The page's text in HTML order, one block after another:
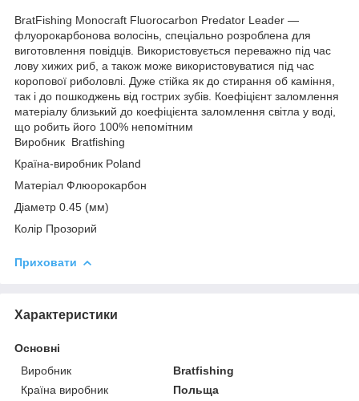
BratFishing Monocraft Fluorocarbon Predator Leader —
флуорокарбонова волосінь, спеціально розроблена для
виготовлення повідців. Використовується переважно під час
лову хижих риб, а також може використовуватися під час
коропової риболовлі. Дуже стійка як до стирання об каміння,
так і до пошкоджень від гострих зубів. Коефіцієнт заломлення
матеріалу близький до коефіцієнта заломлення світла у воді,
що робить його 100% непомітним
Виробник Bratfishing
Країна-виробник Poland
Матеріал Флюорокарбон
Діаметр 0.45 (мм)
Колір Прозорий
Приховати
Характеристики
Основні
Виробник
Bratfishing
Країна виробник
Польща